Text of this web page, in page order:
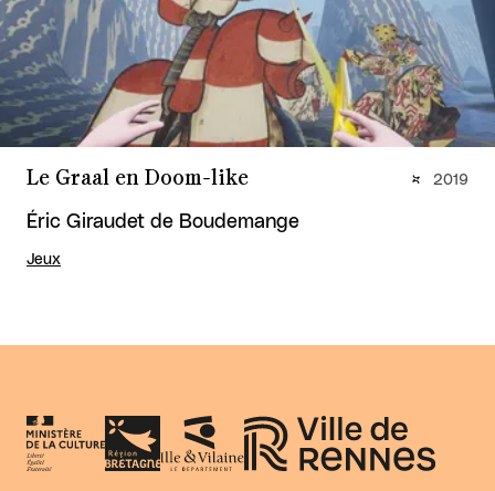
Le Graal en Doom-like
Éric Giraudet de Boudemange
Jeux
2019